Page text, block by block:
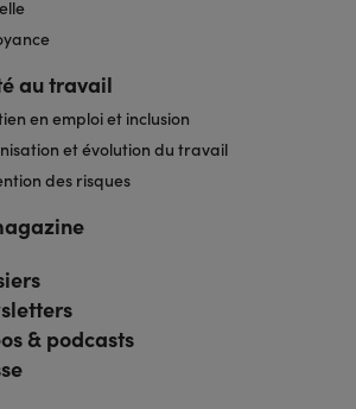
au travail
en emploi et inclusion
et évolution du travail
des risques
& podcasts